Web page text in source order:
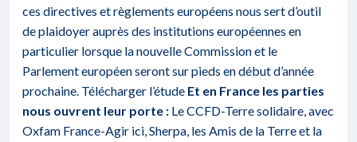
ces directives et règlements européens nous sert d’outil
de plaidoyer auprès des institutions européennes en
particulier lorsque la nouvelle Commission et le
Parlement européen seront sur pieds en début d’année
prochaine. Télécharger l’étude Et en France les parties
nous ouvrent leur porte : Le CCFD-Terre solidaire, avec
Oxfam France-Agir ici, Sherpa, les Amis de la Terre et la